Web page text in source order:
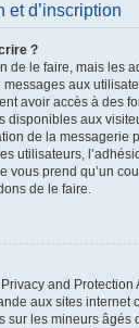
et d’inscription
?
de le faire, mais les
aux
avoir accès à des
aux
de la messagerie
utilisateurs,
vous prend qu’un
de le faire.
and Protection
aux sites internet
sur les mineurs âgés